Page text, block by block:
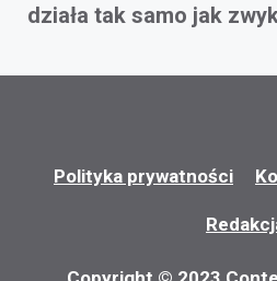
działa tak samo jak
Polityka prywatności